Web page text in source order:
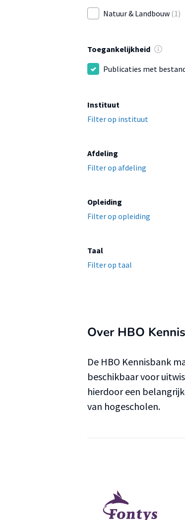
Natuur & Landbouw (1)
Toegankelijkheid
Publicaties met
Instituut
Filter op instituut
Afdeling
Filter op afdeling
Opleiding
Filter op opleiding
Taal
Filter op taal
Over HBO
De HBO Kennisbank
beschikbaar voor
hierdoor een
van hogescholen.